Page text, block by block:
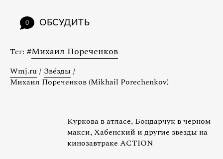
0 ОБСУДИТЬ
Тег: #Михаил Пореченков
Wmj.ru / Звёзды /
Михаил Пореченков (Mikhail Porechenkov)
Куркова в атласе, Бондарчук в черном
макси, Хабенский и другие звезды на
кинозавтраке ACTION